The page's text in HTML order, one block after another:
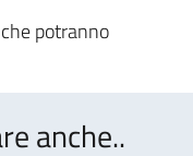
potranno
anche..